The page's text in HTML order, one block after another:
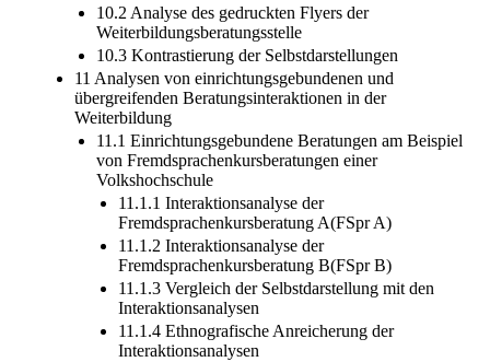
10.2 Analyse des gedruckten Flyers der
Weiterbildungsberatungsstelle
10.3 Kontrastierung der Selbstdarstellungen
11 Analysen von einrichtungsgebundenen und
übergreifenden Beratungsinteraktionen in der
Weiterbildung
11.1 Einrichtungsgebundene Beratungen am Beispiel
von Fremdsprachenkursberatungen einer
Volkshochschule
11.1.1 Interaktionsanalyse der
Fremdsprachenkursberatung A(FSpr A)
11.1.2 Interaktionsanalyse der
Fremdsprachenkursberatung B(FSpr B)
11.1.3 Vergleich der Selbstdarstellung mit den
Interaktionsanalysen
11.1.4 Ethnografische Anreicherung der
Interaktionsanalysen